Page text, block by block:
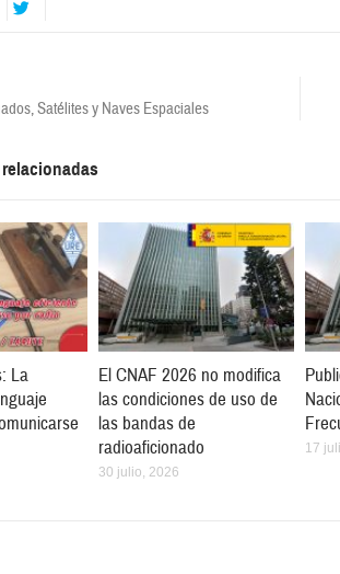
Satélites y Naves Espaciales
La
El CNAF 2026 no modifica
las condiciones de uso de
las bandas de
radioaficionado
30 julio, 2026
17